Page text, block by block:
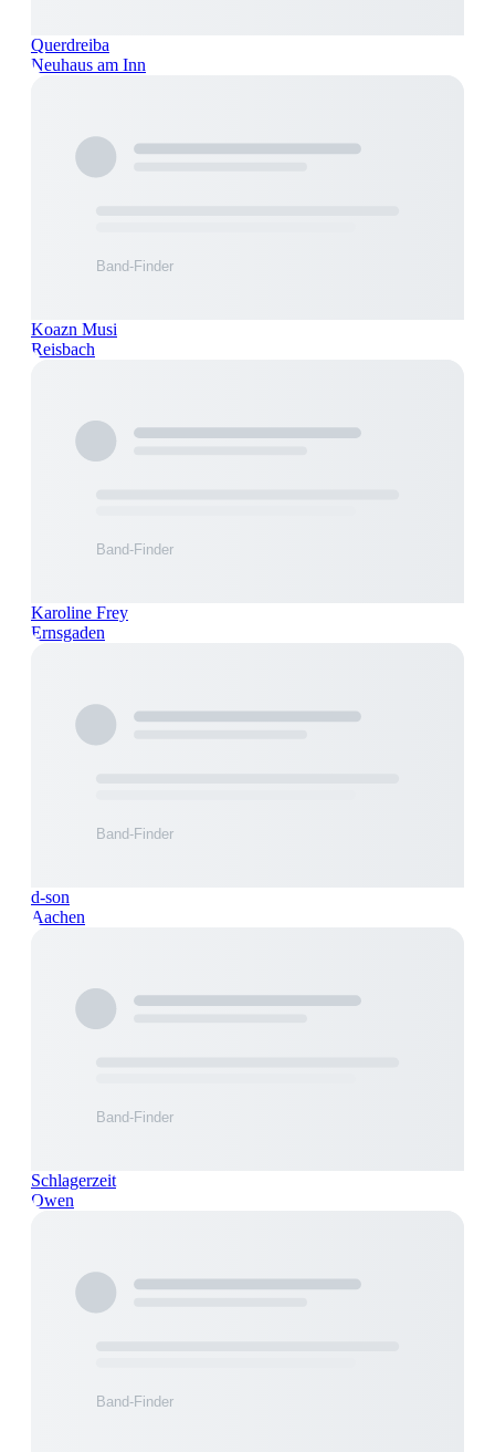
Querdreiba
Neuhaus am Inn
Koazn Musi
Reisbach
Karoline Frey
Ernsgaden
d-son
Aachen
Schlagerzeit
Owen